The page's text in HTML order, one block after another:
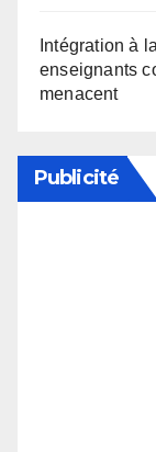
Intégration à
enseignants
menacent
Publicité